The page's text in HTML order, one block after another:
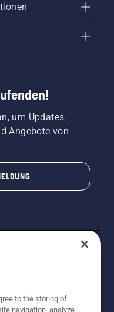
um Updates,
Angebote von
vorbehalten.
to the storing of
navigation, analyze